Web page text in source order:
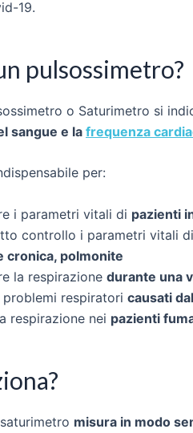
19.
pulsossimetro?
o Saturimetro si
sangue e la frequenza
per:
i parametri vitali di pazienti
controllo i parametri vitali
cronica, polmonite
la respirazione durante una
respiratori causati
respirazione nei pazienti
misura in modo